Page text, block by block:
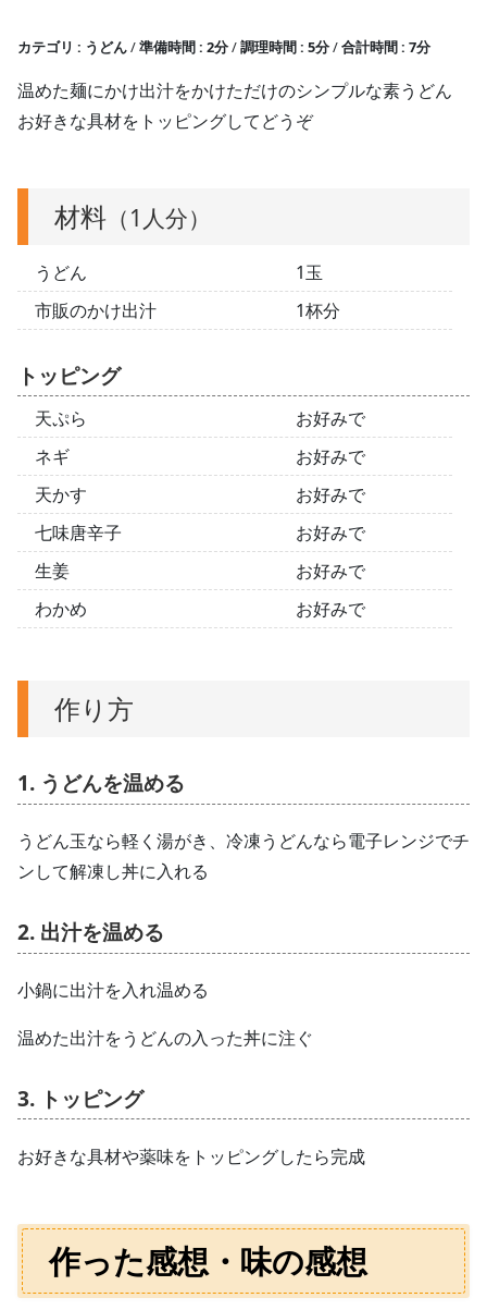
カテゴリ うどん 準備時間 2分 調理時間 5分 合計時間 7分
温めた麺にかけ出汁をかけただけのシンプルな素うどん
お好きな具材をトッピングしてどうぞ
材料 （1人分）
うどん
1玉
市販のかけ出汁
1杯分
トッピング
天ぷら
お好みで
ネギ
お好みで
天かす
お好みで
七味唐辛子
お好みで
生姜
お好みで
わかめ
お好みで
作り方
1. うどんを温める
うどん玉なら軽く湯がき、冷凍うどんなら電子レンジでチ
ンして解凍し丼に入れる
2. 出汁を温める
小鍋に出汁を入れ温める
温めた出汁をうどんの入った丼に注ぐ
3. トッピング
お好きな具材や薬味をトッピングしたら完成
作った感想・味の感想